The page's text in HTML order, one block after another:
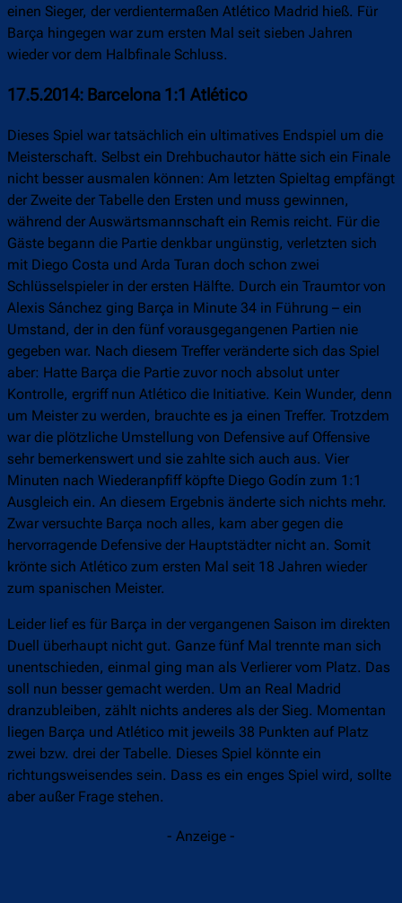
einen Sieger, der verdientermaßen Atlético Madrid hieß. Für
Barça hingegen war zum ersten Mal seit sieben Jahren
wieder vor dem Halbfinale Schluss.
17.5.2014: Barcelona 1:1 Atlético
Dieses Spiel war tatsächlich ein ultimatives Endspiel um die
Meisterschaft. Selbst ein Drehbuchautor hätte sich ein Finale
nicht besser ausmalen können: Am letzten Spieltag empfängt
der Zweite der Tabelle den Ersten und muss gewinnen,
während der Auswärtsmannschaft ein Remis reicht. Für die
Gäste begann die Partie denkbar ungünstig, verletzten sich
mit Diego Costa und Arda Turan doch schon zwei
Schlüsselspieler in der ersten Hälfte. Durch ein Traumtor von
Alexis Sánchez ging Barça in Minute 34 in Führung – ein
Umstand, der in den fünf vorausgegangenen Partien nie
gegeben war. Nach diesem Treffer veränderte sich das Spiel
aber: Hatte Barça die Partie zuvor noch absolut unter
Kontrolle, ergriff nun Atlético die Initiative. Kein Wunder, denn
um Meister zu werden, brauchte es ja einen Treffer. Trotzdem
war die plötzliche Umstellung von Defensive auf Offensive
sehr bemerkenswert und sie zahlte sich auch aus. Vier
Minuten nach Wiederanpfiff köpfte Diego Godín zum 1:1
Ausgleich ein. An diesem Ergebnis änderte sich nichts mehr.
Zwar versuchte Barça noch alles, kam aber gegen die
hervorragende Defensive der Hauptstädter nicht an. Somit
krönte sich Atlético zum ersten Mal seit 18 Jahren wieder
zum spanischen Meister.
Leider lief es für Barça in der vergangenen Saison im direkten
Duell überhaupt nicht gut. Ganze fünf Mal trennte man sich
unentschieden, einmal ging man als Verlierer vom Platz. Das
soll nun besser gemacht werden. Um an Real Madrid
dranzubleiben, zählt nichts anderes als der Sieg. Momentan
liegen Barça und Atlético mit jeweils 38 Punkten auf Platz
zwei bzw. drei der Tabelle. Dieses Spiel könnte ein
richtungsweisendes sein. Dass es ein enges Spiel wird, sollte
aber außer Frage stehen.
- Anzeige -